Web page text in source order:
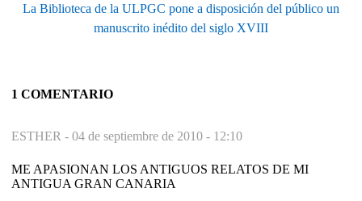
La Biblioteca de la ULPGC pone a disposición del público un
manuscrito inédito del siglo XVIII
1 COMENTARIO
ESTHER - 04 de septiembre de 2010 - 12:10
ME APASIONAN LOS ANTIGUOS RELATOS DE MI
ANTIGUA GRAN CANARIA